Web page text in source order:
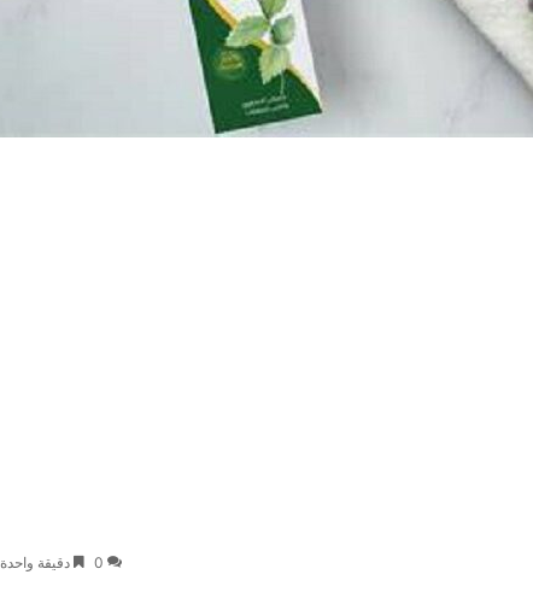
0 دقيقة واحدة